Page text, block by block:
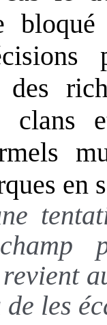
des
clans
en
les